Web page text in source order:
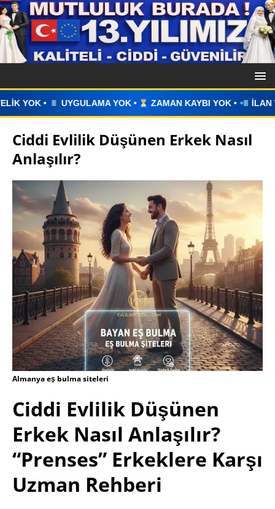
YOK • ZAMAN KAYBI YOK • İLAN VERİN •
Ciddi Evlilik Düşünen Erkek Nasıl
Anlaşılır?
Almanya eş bulma siteleri
Ciddi Evlilik Düşünen
Erkek Nasıl Anlaşılır?
“Prenses” Erkeklere Karşı
Uzman Rehberi